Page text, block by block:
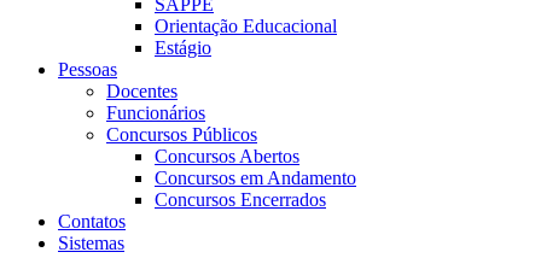
SAPPE
Orientação Educacional
Estágio
Pessoas
Docentes
Funcionários
Concursos Públicos
Concursos Abertos
Concursos em Andamento
Concursos Encerrados
Contatos
Sistemas